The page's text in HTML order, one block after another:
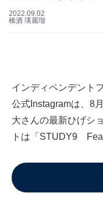
2022.09.02
橋酒 瑛麗瑠
インディペンデント
公式Instagramは、8
大さんの最新ひげシ
トは「STUDY9